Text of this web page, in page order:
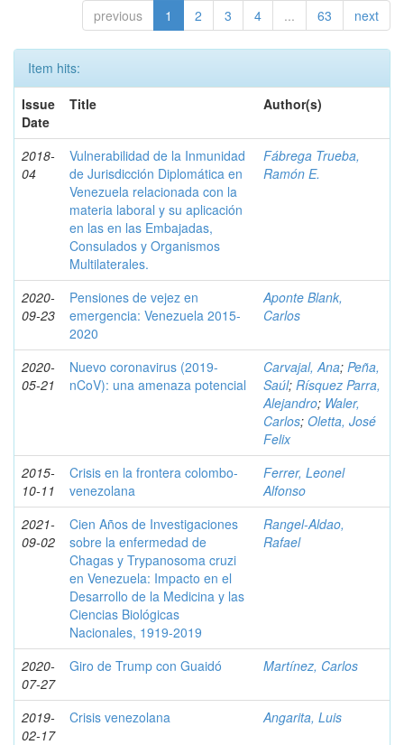
previous 1 2 3 4 ... 63 next
Item hits:
Issue
Date
Title Author(s)
2018-
04
Vulnerabilidad de la Inmunidad
de Jurisdicción Diplomática en
Venezuela relacionada con la
materia laboral y su aplicación
en las en las Embajadas,
Consulados y Organismos
Multilaterales.
Fábrega Trueba,
Ramón E.
2020-
09-23
Pensiones de vejez en
emergencia: Venezuela 2015-
2020
Aponte Blank,
Carlos
2020-
05-21
Nuevo coronavirus (2019-
nCoV): una amenaza potencial
Carvajal, Ana; Peña,
Saúl; Rísquez Parra,
Alejandro; Waler,
Carlos; Oletta, José
Felix
2015-
10-11
Crisis en la frontera colombo-
venezolana
Ferrer, Leonel
Alfonso
2021-
09-02
Cien Años de Investigaciones
sobre la enfermedad de
Chagas y Trypanosoma cruzi
en Venezuela: Impacto en el
Desarrollo de la Medicina y las
Ciencias Biológicas
Nacionales, 1919-2019
Rangel-Aldao,
Rafael
2020-
07-27
Giro de Trump con Guaidó Martínez, Carlos
2019-
02-17
Crisis venezolana Angarita, Luis